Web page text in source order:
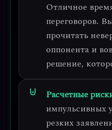
Отличное
переговоров.
прочитать
оппонента и
решение,
Расчетные
импульсивных
резких